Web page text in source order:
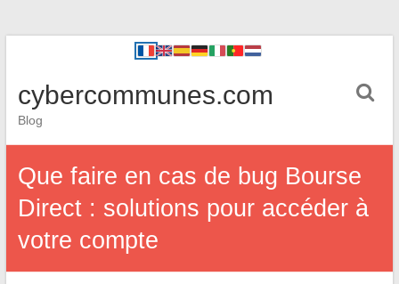
cybercommunes.com
Blog
Que faire en cas de bug Bourse
Direct : solutions pour accéder à
votre compte